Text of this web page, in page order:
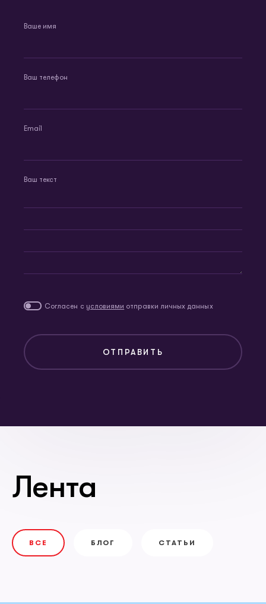
Ваше имя
Ваш телефон
Email
Ваш текст
Согласен с условиями отправки личных данных
ОТПРАВИТЬ
Лента
ВСЕ БЛОГ СТАТЬИ